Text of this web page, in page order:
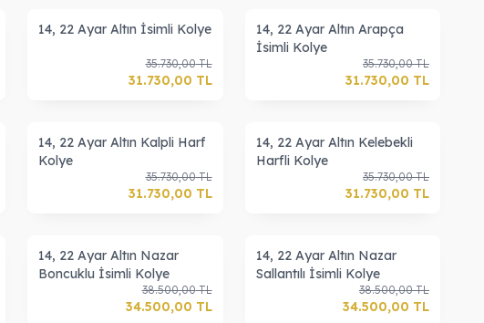
14, 22 Ayar Altın İsimli Kolye
35.730,00TL
31.730,00 TL
14, 22 Ayar Altın Arapça
İsimli Kolye
35.730,00TL
31.730,00 TL
14, 22 Ayar Altın Kalpli Harf
Kolye
35.730,00TL
31.730,00 TL
14, 22 Ayar Altın Kelebekli
Harfli Kolye
35.730,00TL
31.730,00 TL
14, 22 Ayar Altın Nazar
Boncuklu İsimli Kolye
38.500,00TL
34.500,00 TL
14, 22 Ayar Altın Nazar
Sallantılı İsimli Kolye
38.500,00TL
34.500,00 TL